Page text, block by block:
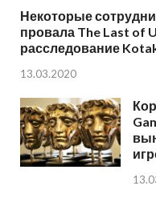
Некоторые
провала The Last of
расследование
13.03.2020